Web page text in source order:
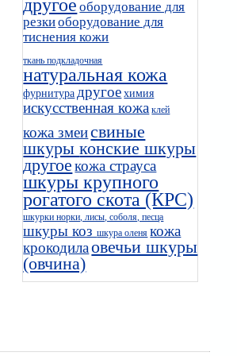
другое оборудование для
резкиоборудование для
тиснения кожи
ткань подкладочная
натуральная кожа
фурнитура другое химия
искусственная кожа клей
кожа змеисвиные
шкурыконские шкуры
другое кожа страуса
шкуры крупного
рогатого скота (КРС)
шкурки норки, лисы, соболя, песца
шкуры козшкура оленя кожа
крокодилаовечьи шкуры
(овчина)